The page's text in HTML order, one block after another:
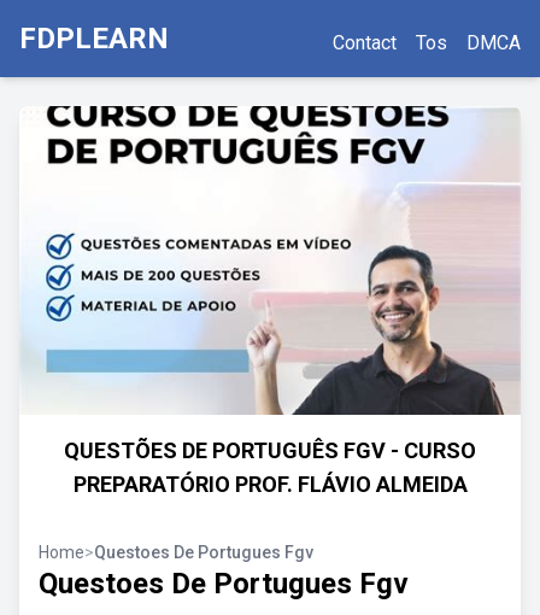
FDPLEARN Contact Tos DMCA
QUESTÕES DE PORTUGUÊS FGV - CURSO
PREPARATÓRIO PROF. FLÁVIO ALMEIDA
Home>Questoes De Portugues Fgv
Questoes De Portugues Fgv